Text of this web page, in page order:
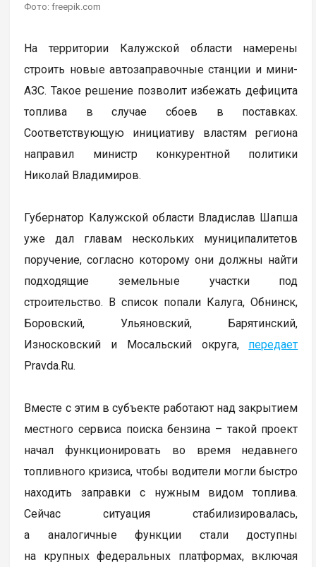
Фото: freepik.com
На территории Калужской области намерены
строить новые автозаправочные станции и мини-
АЗС. Такое решение позволит избежать дефицита
топлива в случае сбоев в поставках.
Соответствующую инициативу властям региона
направил министр конкурентной политики
Николай Владимиров.
Губернатор Калужской области Владислав Шапша
уже дал главам нескольких муниципалитетов
поручение, согласно которому они должны найти
подходящие земельные участки под
строительство. В список попали Калуга, Обнинск,
Боровский, Ульяновский, Барятинский,
Износковский и Мосальский округа, передает
Pravda.Ru.
Вместе с этим в субъекте работают над закрытием
местного сервиса поиска бензина – такой проект
начал функционировать во время недавнего
топливного кризиса, чтобы водители могли быстро
находить заправки с нужным видом топлива.
Сейчас ситуация стабилизировалась,
а аналогичные функции стали доступны
на крупных федеральных платформах, включая